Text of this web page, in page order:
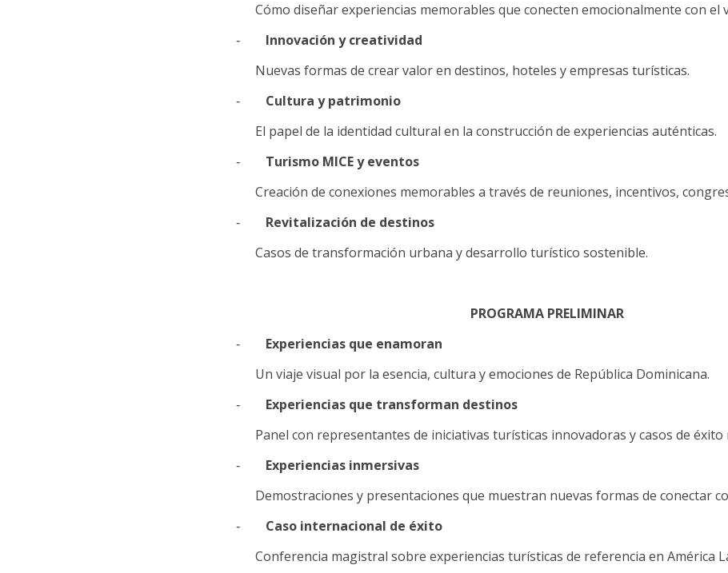
Cómo diseñar experiencias memorables que conecten emocionalmente con el
-
Innovación y creatividad
Nuevas formas de crear valor en destinos, hoteles y empresas turísticas.
-
Cultura y patrimonio
El papel de la identidad cultural en la construcción de experiencias auténticas.
-
Turismo MICE y eventos
Creación de conexiones memorables a través de reuniones, incentivos,
-
Revitalización de destinos
Casos de transformación urbana y desarrollo turístico sostenible.
PROGRAMA PRELIMINAR
-
Experiencias que enamoran
Un viaje visual por la esencia, cultura y emociones de República Dominicana.
-
Experiencias que transforman destinos
Panel con representantes de iniciativas turísticas innovadoras y casos de éxito
-
Experiencias inmersivas
Demostraciones y presentaciones que muestran nuevas formas de conectar
-
Caso internacional de éxito
Conferencia magistral sobre experiencias turísticas de referencia en América